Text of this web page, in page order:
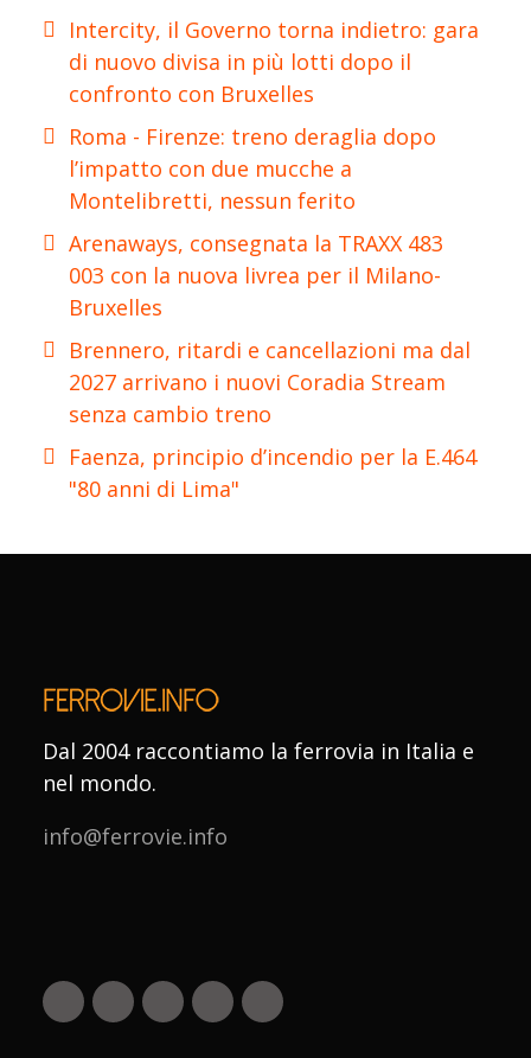
Intercity, il Governo torna indietro: gara
di nuovo divisa in più lotti dopo il
confronto con Bruxelles
Roma - Firenze: treno deraglia dopo
l’impatto con due mucche a
Montelibretti, nessun ferito
Arenaways, consegnata la TRAXX 483
003 con la nuova livrea per il Milano-
Bruxelles
Brennero, ritardi e cancellazioni ma dal
2027 arrivano i nuovi Coradia Stream
senza cambio treno
Faenza, principio d’incendio per la E.464
"80 anni di Lima"
Dal 2004 raccontiamo la ferrovia in Italia e
nel mondo.
info@ferrovie.info